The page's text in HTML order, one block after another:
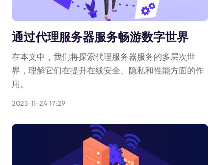
通过代理服务器服务畅游数字世界
在本文中，我们将探索代理服务器服务的多层次世
界，理解它们在提升在线安全、隐私和性能方面的作
用。
2023-11-24 17:29